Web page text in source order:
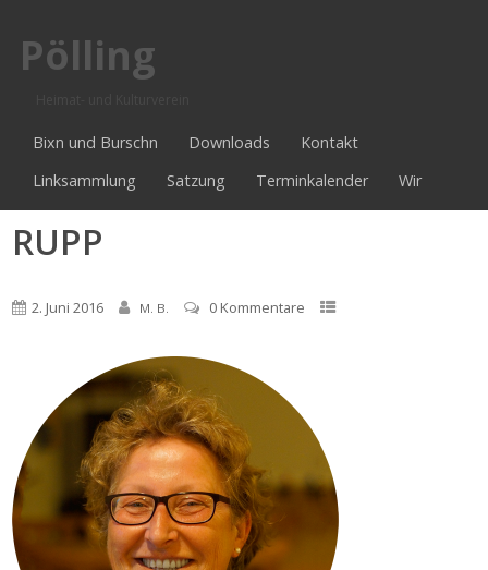
Pölling
Bixn und Burschn Downloads
Kontakt
Linksammlung
Satzung Terminkalender Wir
RUPP
2. Juni 2016 M. B. 0 Kommentare